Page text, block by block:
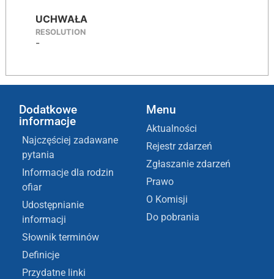
UCHWAŁA
RESOLUTION
-
Dodatkowe
informacje
Najczęściej zadawane
pytania
Informacje dla rodzin
ofiar
Udostępnianie
informacji
Słownik terminów
Definicje
Przydatne linki
Menu
Aktualności
Rejestr zdarzeń
Zgłaszanie zdarzeń
Prawo
O Komisji
Do pobrania